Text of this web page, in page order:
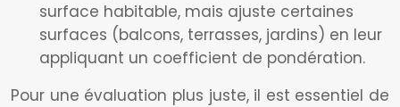
surface habitable, mais ajuste certaines
surfaces (balcons, terrasses, jardins) en leur
appliquant un coefficient de pondération.
Pour une évaluation plus juste, il est essentiel de